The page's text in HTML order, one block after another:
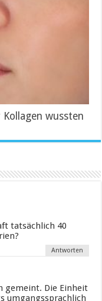
wussten
tatsächlich 40
Antworten
gemeint. Die Einheit
umgangssprachlich